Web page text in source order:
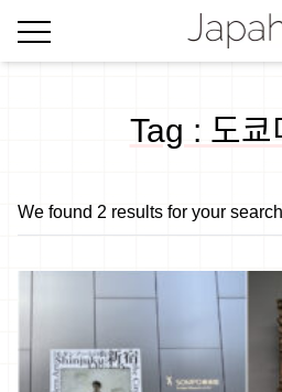
Tag : 도쿄
We found 2 results for your